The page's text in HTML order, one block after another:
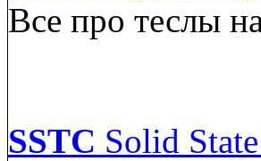
Все про теслы
SSTC Solid